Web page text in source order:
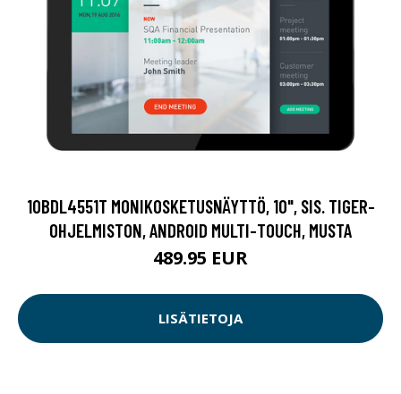
10BDL4551T MONIKOSKETUSNÄYTTÖ, 10", SIS. TIGER-
OHJELMISTON, ANDROID MULTI-TOUCH, MUSTA
489.95 EUR
LISÄTIETOJA